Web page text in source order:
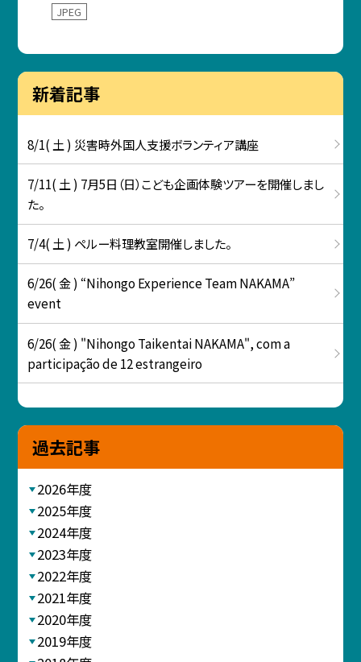
JPEG
新着記事
8/1( 土 ) 災害時外国人支援ボランティア講座
7/11( 土 ) 7月5日（日）こども企画体験ツアーを開催しまし
た。
7/4( 土 ) ペルー料理教室開催しました。
6/26( 金 ) “Nihongo Experience Team NAKAMA”
event
6/26( 金 ) "Nihongo Taikentai NAKAMA", com a
participação de 12 estrangeiro
過去記事
2026年度
2025年度
2024年度
2023年度
2022年度
2021年度
2020年度
2019年度